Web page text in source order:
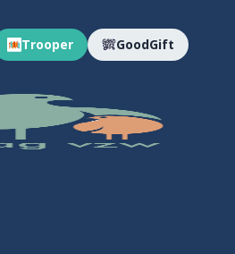
Trooper GoodGift